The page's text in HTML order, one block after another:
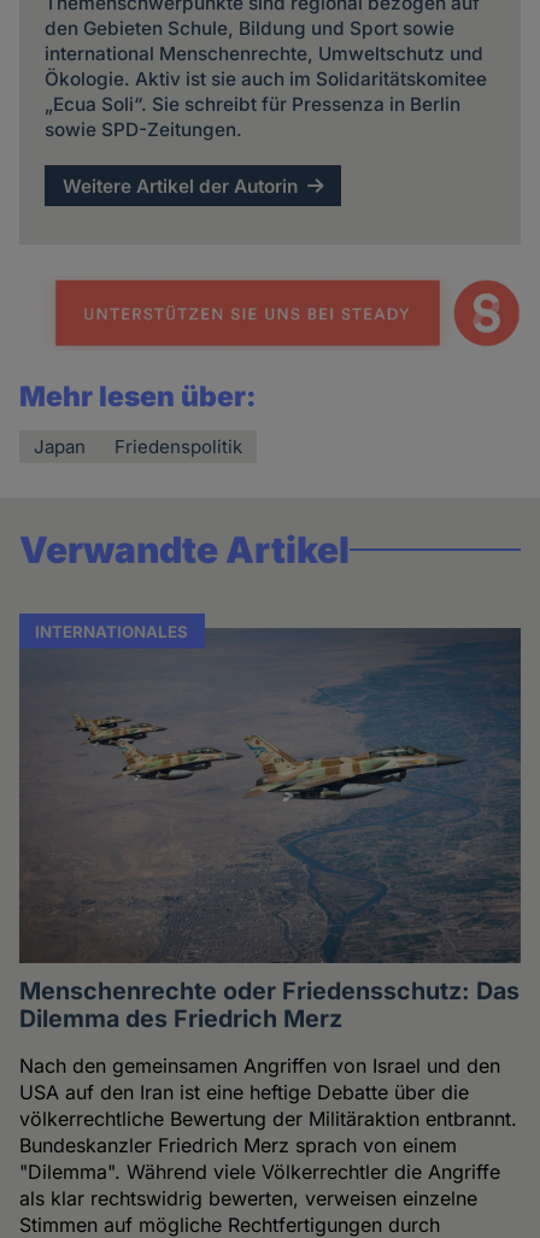
den Gebieten Schule, Bildung und Sport sowie
international Menschenrechte, Umweltschutz und
Ökologie. Aktiv ist sie auch im Solidaritätskomitee
„Ecua Soli“. Sie schreibt für Pressenza in Berlin
sowie SPD-Zeitungen.
Weitere Artikel der Autorin
Mehr lesen über:
Japan Friedenspolitik
Verwandte Artikel
INTERNATIONALES
Menschenrechte oder Friedensschutz: Das
Dilemma des Friedrich Merz
Nach den gemeinsamen Angriffen von Israel und den
USA auf den Iran ist eine heftige Debatte über die
völkerrechtliche Bewertung der Militäraktion entbrannt.
Bundeskanzler Friedrich Merz sprach von einem
"Dilemma". Während viele Völkerrechtler die Angriffe
als klar rechtswidrig bewerten, verweisen einzelne
Stimmen auf mögliche Rechtfertigungen durch